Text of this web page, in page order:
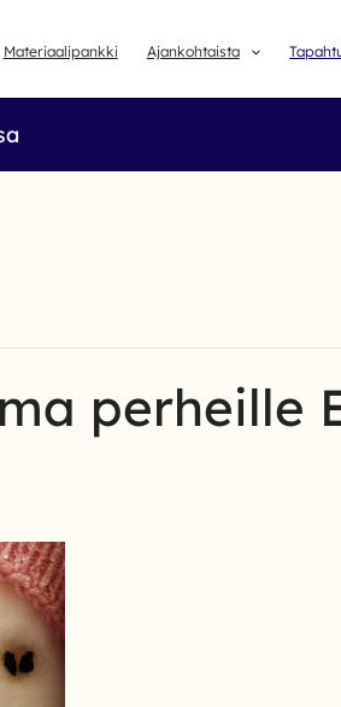
Materiaalipankki Ajankohtaista
perheille